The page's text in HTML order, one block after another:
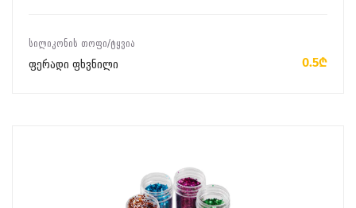
ᲡᲘᲚᲘᲙᲝᲜᲘᲡ ᲗᲝᲤᲘ/ᲢᲧᲕᲘᲐ
ფერადი ფხვნილი 0.5₾